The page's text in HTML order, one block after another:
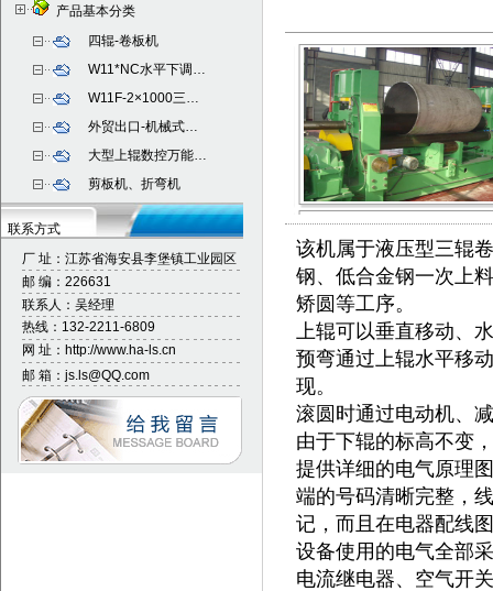
产品基本分类
四辊-卷板机
W11*NC水平下调…
W11F-2×1000三…
外贸出口-机械式…
大型上辊数控万能…
剪板机、折弯机
联系方式
厂 址： 江苏省海安县李堡镇工业园区
邮 编：226631
联系人：吴经理
热线：132-2211-6809
网 址：http://www.ha-ls.cn
邮 箱：js.ls@QQ.com
该机属于液压型三辊
钢、低合金钢一次上
矫圆等工序。
上辊可以垂直移动、
预弯通过上辊水平移
现。
滚圆时通过电动机、
由于下辊的标高不变
提供详细的电气原理
端的号码清晰完整，
记，而且在电器配线
设备使用的电气全部
电流继电器、空气开